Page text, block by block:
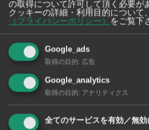
の取得について許可して頂く必要が
クッキーの詳細・利用目的について
（プライバシーポリシー）
をご覧下
Google_ads
取得の目的: 広告
Google_analytics
取得の目的: アナリティクス
全てのサービスを有効／無効